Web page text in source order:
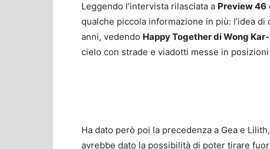
Leggendo l’intervista rilasciata a Preview 46
qualche piccola informazione in più: l’idea
anni, vedendo Happy Together di Wong
cielo con strade e viadotti messe in
Ha dato però poi la precedenza a Gea e
avrebbe dato la possibilità di poter tirare